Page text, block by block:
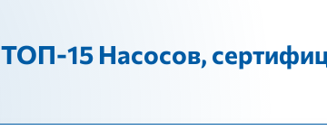
ТОП-15 Насосов,